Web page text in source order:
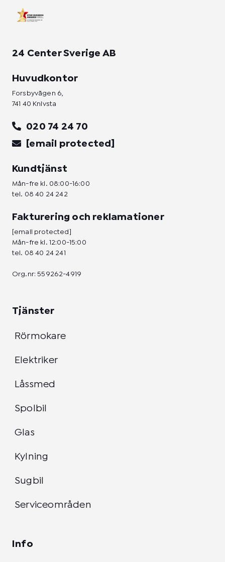
24 Center Sverige AB
Huvudkontor
Forsbyvägen 6,
741 40 Knivsta
020 74 24 70
[email protected]
Kundtjänst
Mån-fre kl. 08:00-16:00
tel. 08 40 24 242
Fakturering och reklamationer
[email protected]
Mån-fre kl. 12:00-15:00
tel. 08 40 24 241
Org.nr: 559262-4919
Tjänster
Rörmokare
Elektriker
Låssmed
Spolbil
Glas
Kylning
Sugbil
Serviceområden
Info